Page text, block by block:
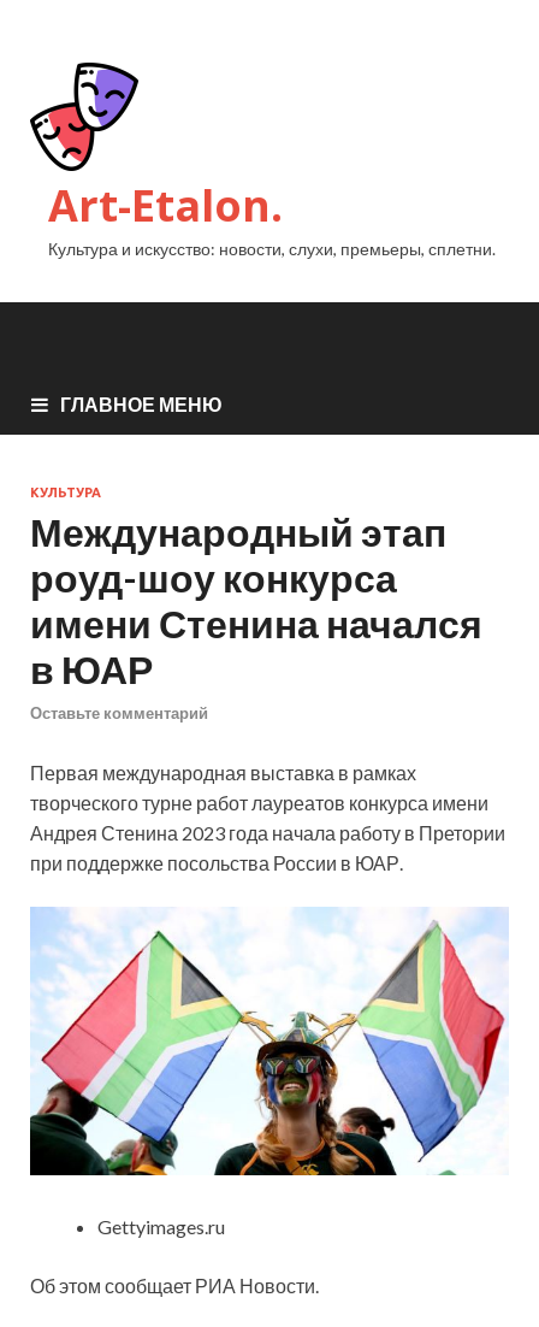
Art-Etalon.
Культура и искусство: новости, слухи, премьеры, сплетни.
ГЛАВНОЕ МЕНЮ
КУЛЬТУРА
Международный этап
роуд-шоу конкурса
имени Стенина начался
в ЮАР
Оставьте комментарий
Первая международная выставка в рамках
творческого турне работ лауреатов конкурса имени
Андрея Стенина 2023 года начала работу в Претории
при поддержке посольства России в ЮАР.
Gettyimages.ru
Об этом сообщает РИА Новости.